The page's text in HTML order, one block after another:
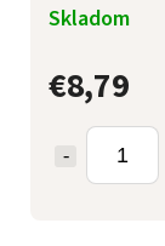
€8,79
Skladom